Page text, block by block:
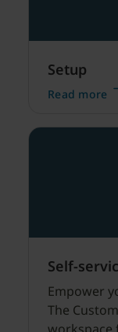
Setup
Read more
Self-
Empower
The